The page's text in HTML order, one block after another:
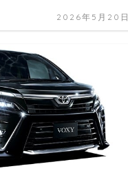
2026年5月20日